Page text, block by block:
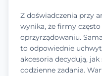
Z doświadczenia przy
wynika, że firmy
oprzyrządowaniu.
to odpowiednie
akcesoria decydują,
codzienne zadania.